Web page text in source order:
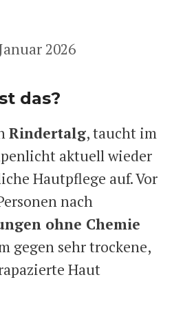
2026
das?
Rindertalg, taucht im
aktuell wieder
Hautpflege auf. Vor
nach
ohne Chemie
gegen sehr trockene,
Haut